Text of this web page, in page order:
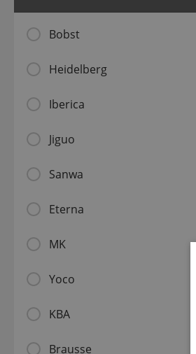
Bobst
Heidelberg
Iberica
Jiguo
Sanwa
Eterna
MK
Yoco
KBA
Brausse